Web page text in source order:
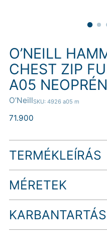
O’NEILL
CHEST ZIP
A05 NEOPRÉN
O’NeillSKU: 4926 a05 m
Normál
71.900
TERMÉKLEÍRÁS
MÉRETEK
KARBANTARTÁS